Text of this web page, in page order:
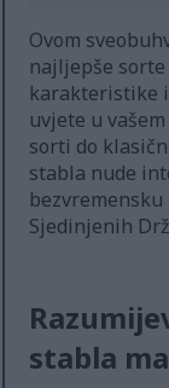
Ovom
najljepše
karakteristike
uvjete u
sorti do
stabla nude
Sjedinjenih
stabla